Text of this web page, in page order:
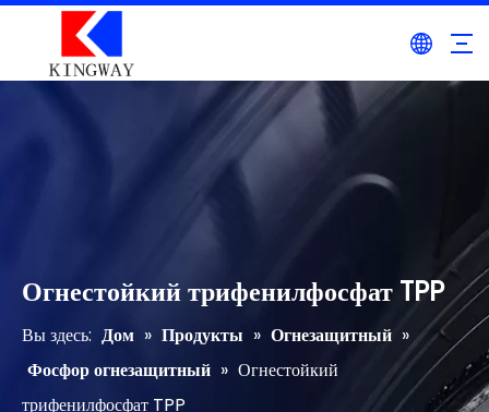
Огнестойкий трифенилфосфат TPP
Вы здесь: Дом » Продукты » Огнезащитный »
Фосфор огнезащитный » Огнестойкий
трифенилфосфат TPP